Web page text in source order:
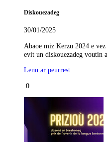
Diskouezadeg
30/01/2025
Abaoe miz Kerzu 2024 e
evit un diskouezadeg voutin
Lenn ar peurrest
0